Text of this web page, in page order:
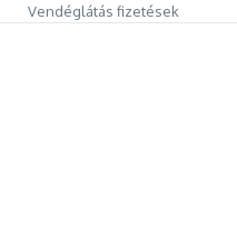
Vendéglátás fizetések